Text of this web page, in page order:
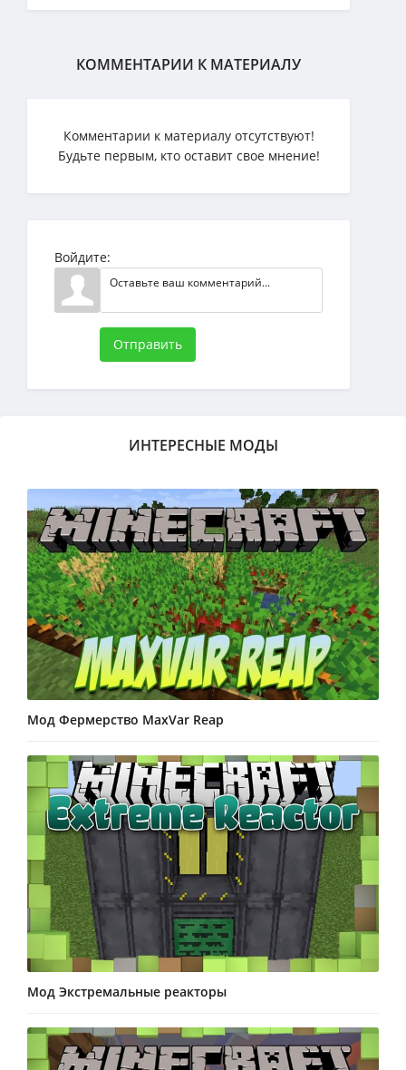
КОММЕНТАРИИ К МАТЕРИАЛУ
Комментарии к материалу отсутствуют!
Будьте первым, кто оставит свое мнение!
Войдите:
Отправить
ИНТЕРЕСНЫЕ МОДЫ
Мод Фермерство MaxVar Reap
Мод Экстремальные реакторы